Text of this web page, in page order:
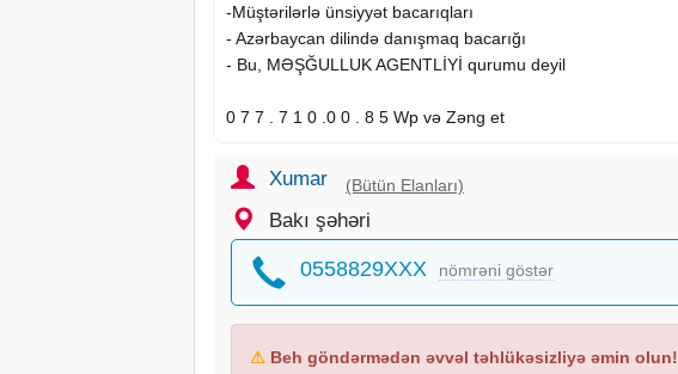
-Müştərilərlə ünsiyyət bacarıqları
- Azərbaycan dilində danışmaq bacarığı
- Bu, MƏŞĞULLUK AGENTLİYİ qurumu deyil
0 7 7 . 7 1 0 .0 0 . 8 5 Wp və Zəng et
Xumar (Bütün Elanları)
Bakı şəhəri
0558829XXX nömrəni göstər
⚠ Beh göndərmədən əvvəl təhlükəsizliyə əmin olun!